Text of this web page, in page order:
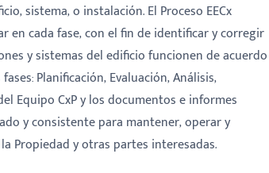
sistema, o instalación. El Proceso EECx
en cada fase, con el fin de identificar y corregir
y sistemas del edificio funcionen de acuerdo
Planificación, Evaluación, Análisis,
Equipo CxP y los documentos e informes
y consistente para mantener, operar y
Propiedad y otras partes interesadas.